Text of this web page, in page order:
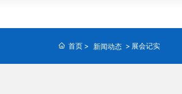
首页 新闻动态 展会记实